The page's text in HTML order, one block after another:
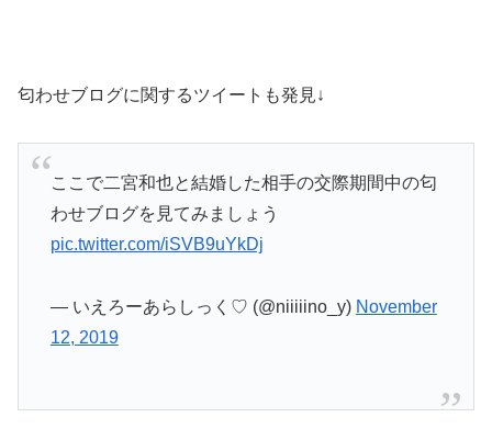
匂わせブログに関するツイートも発見↓
ここで二宮和也と結婚した相手の交際期間中の匂
わせブログを見てみましょう
pic.twitter.com/iSVB9uYkDj
— いえろーあらしっく♡ (@niiiiino_y) November
12, 2019